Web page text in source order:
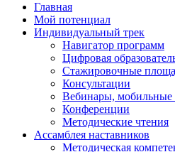
Главная
Мой потенциал
Индивидуальный трек
Навигатор программ
Цифровая
Стажировочные
Консультации
Вебинары, мобильные
Конференции
Методические чтения
Ассамблея наставников
Методическая